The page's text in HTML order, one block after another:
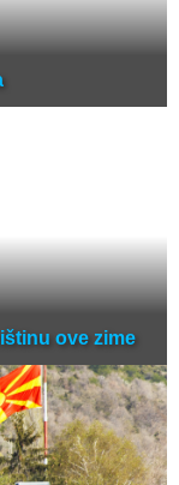
ove zime